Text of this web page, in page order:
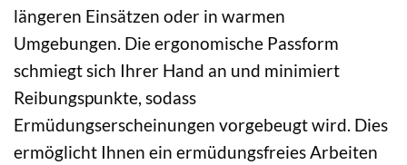
längeren Einsätzen oder in warmen
Umgebungen. Die ergonomische Passform
schmiegt sich Ihrer Hand an und minimiert
Reibungspunkte, sodass
Ermüdungserscheinungen vorgebeugt wird. Dies
ermöglicht Ihnen ein ermüdungsfreies Arbeiten